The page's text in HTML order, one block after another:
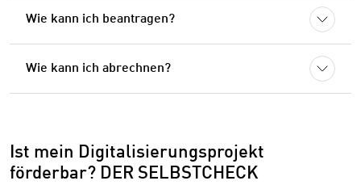
Wie kann ich beantragen?
Wie kann ich abrechnen?
Ist mein Digitalisierungsprojekt
förderbar? DER SELBSTCHECK